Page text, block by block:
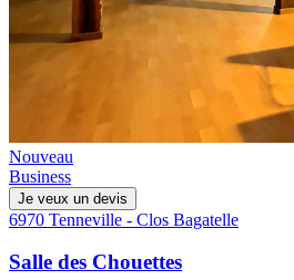
Nouveau
Business
Je veux un devis
6970 Tenneville - Clos Bagatelle
Salle des Chouettes